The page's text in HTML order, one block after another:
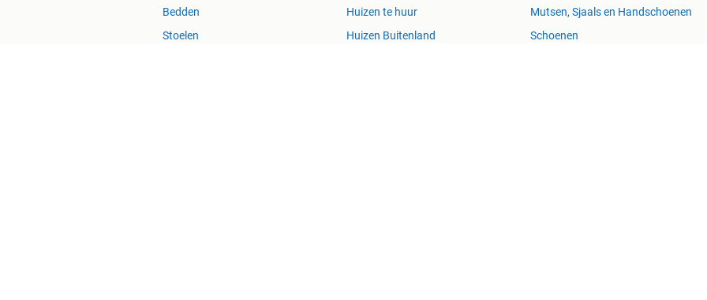
Bedden
Stoelen
Huizen te huur
Huizen Buitenland
Mutsen, Sjaals en Handschoenen
Schoenen